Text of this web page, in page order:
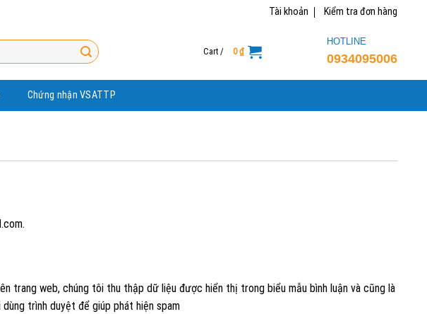
Tài khoản Kiểm tra đơn hàng
Cart / 0₫
HOTLINE
0934095006
Chứng nhận VSATTP
trang web, chúng tôi thu thập dữ liệu được hiển thị trong biểu mẫu bình luận và cũng là
trình duyệt để giúp phát hiện spam